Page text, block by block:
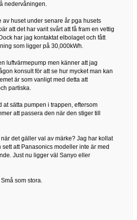
nedervåningen.
av huset under senare år pga husets
att det har varit svårt att få fram en vettig
har jag kontaktat elbolaget och fått
som ligger på 30,000kWh.
luftvärmepump men känner att jag
konsult för att se hur mycket man kan
är som vanligt med detta att
partiska.
at sätta pumpen i trappen, eftersom
att passera den när den stiger till
det gäller val av märke? Jag har kollat
att Panasonics modeller inte är med
Just nu ligger väl Sanyo eller
som stora.